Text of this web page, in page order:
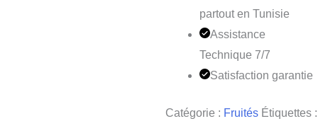
partout en Tunisie
Assistance
Technique 7/7
Satisfaction garantie
Catégorie : Fruités Étiquettes :